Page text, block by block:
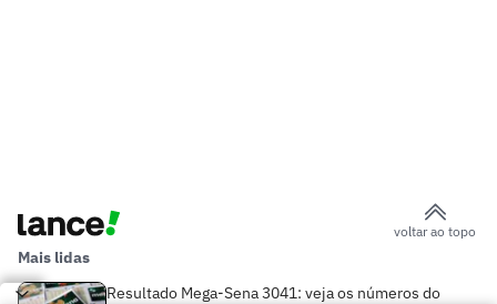
voltar ao topo
Mais lidas
Resultado Mega-Sena 3041: veja os números do